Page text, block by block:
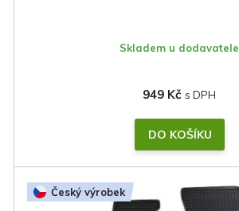
Skladem u dodavatele
949 Kč
DO KOŠÍKU
Český výrobek